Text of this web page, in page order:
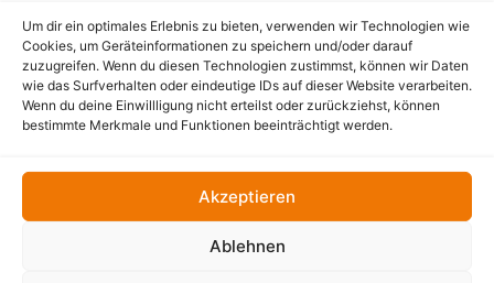
Um dir ein optimales Erlebnis zu bieten, verwenden wir Technologien wie
Cookies, um Geräteinformationen zu speichern und/oder darauf
zuzugreifen. Wenn du diesen Technologien zustimmst, können wir Daten
wie das Surfverhalten oder eindeutige IDs auf dieser Website verarbeiten.
Wenn du deine Einwillligung nicht erteilst oder zurückziehst, können
bestimmte Merkmale und Funktionen beeinträchtigt werden.
Akzeptieren
Ablehnen
Einstiegsleisten mit Beleuchtung für Dacia Duster
III
In den Warenkorb